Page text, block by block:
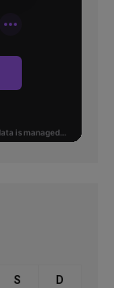
S D